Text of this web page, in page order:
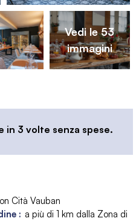
Vedi le 53
immagini
in 3 volte senza spese.
Cità Vauban
: a più di 1 km dalla Zona di